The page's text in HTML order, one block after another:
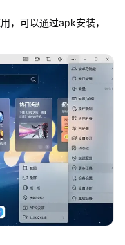
，可以通过apk安装，